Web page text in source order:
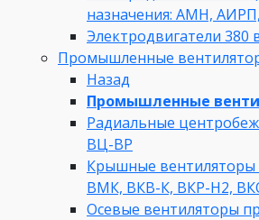
назначения: АМН,
Электродвигатели 380
Промышленные
Назад
Промышленные
Радиальные
ВЦ-ВР
Крышные
ВМК, ВКВ-К, ВКР-Н2,
Осевые вентиляторы